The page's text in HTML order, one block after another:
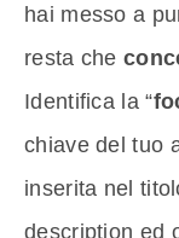
hai messo a
resta che
Identifica la “
chiave del tuo
inserita nel
description ed